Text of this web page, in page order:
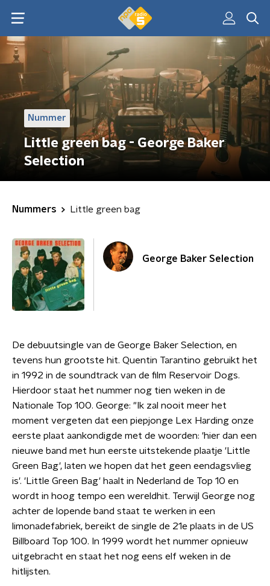
Nummer
Little green bag - George Baker
Selection
Nummers Little green bag
George Baker Selection
De debuutsingle van de George Baker Selection, en
tevens hun grootste hit. Quentin Tarantino gebruikt het
in 1992 in de soundtrack van de film Reservoir Dogs.
Hierdoor staat het nummer nog tien weken in de
Nationale Top 100. George: "Ik zal nooit meer het
moment vergeten dat een piepjonge Lex Harding onze
eerste plaat aankondigde met de woorden: 'hier dan een
nieuwe band met hun eerste uitstekende plaatje 'Little
Green Bag', laten we hopen dat het geen eendagsvlieg
is'. 'Little Green Bag' haalt in Nederland de Top 10 en
wordt in hoog tempo een wereldhit. Terwijl George nog
achter de lopende band staat te werken in een
limonadefabriek, bereikt de single de 21e plaats in de US
Billboard Top 100. In 1999 wordt het nummer opnieuw
uitgebracht en staat het nog eens elf weken in de
hitlijsten.